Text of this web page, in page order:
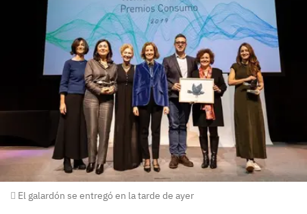
El galardón se entregó en la tarde de ayer